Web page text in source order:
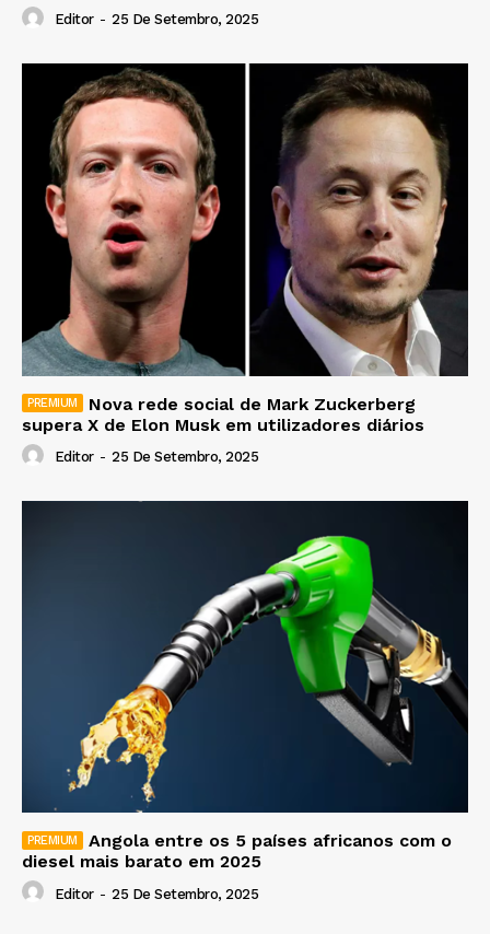
Editor - 25 De Setembro, 2025
Nova rede social de Mark Zuckerberg
supera X de Elon Musk em utilizadores diários
Editor - 25 De Setembro, 2025
Angola entre os 5 países africanos com o
diesel mais barato em 2025
Editor - 25 De Setembro, 2025